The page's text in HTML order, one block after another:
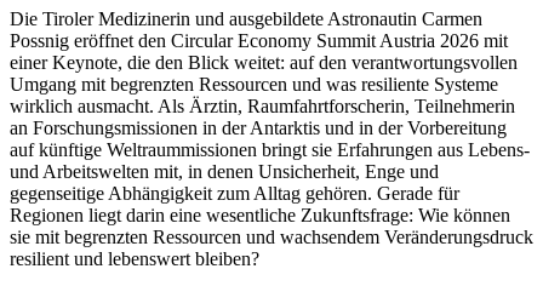
Die Tiroler Medizinerin und ausgebildete Astronautin Carmen
Possnig eröffnet den Circular Economy Summit Austria 2026 mit
einer Keynote, die den Blick weitet: auf den verantwortungsvollen
Umgang mit begrenzten Ressourcen und was resiliente Systeme
wirklich ausmacht. Als Ärztin, Raumfahrtforscherin, Teilnehmerin
an Forschungsmissionen in der Antarktis und in der Vorbereitung
auf künftige Weltraummissionen bringt sie Erfahrungen aus Lebens-
und Arbeitswelten mit, in denen Unsicherheit, Enge und
gegenseitige Abhängigkeit zum Alltag gehören. Gerade für
Regionen liegt darin eine wesentliche Zukunftsfrage: Wie können
sie mit begrenzten Ressourcen und wachsendem Veränderungsdruck
resilient und lebenswert bleiben?